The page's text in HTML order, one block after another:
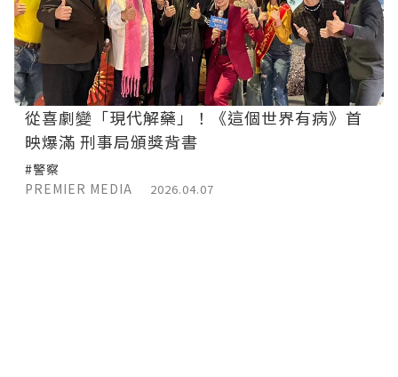
從喜劇變「現代解藥」！《這個世界有病》首
映爆滿 刑事局頒獎背書
#警察
PREMIER MEDIA
2026.04.07